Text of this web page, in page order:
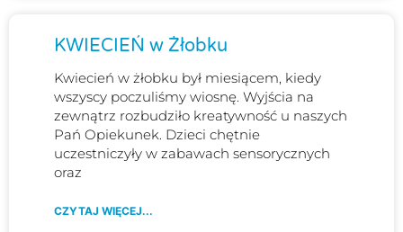
KWIECIEŃ w Żłobku
Kwiecień w żłobku był miesiącem, kiedy
wszyscy poczuliśmy wiosnę. Wyjścia na
zewnątrz rozbudziło kreatywność u naszych
Pań Opiekunek. Dzieci chętnie
uczestniczyły w zabawach sensorycznych
oraz
CZYTAJ WIĘCEJ...